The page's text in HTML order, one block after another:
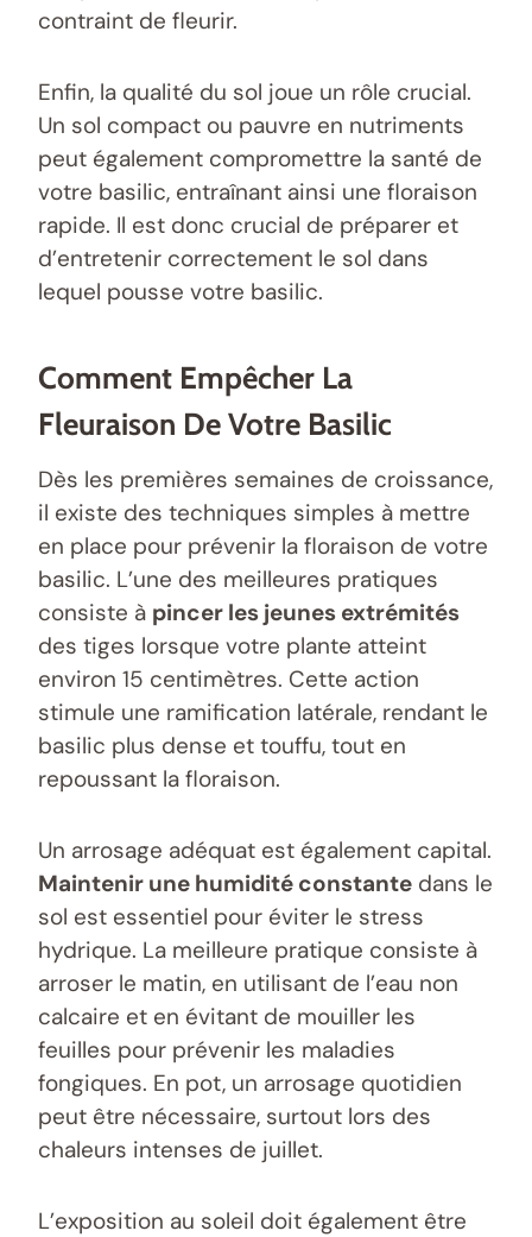
contraint de fleurir.
Enfin, la qualité du sol joue un rôle crucial.
Un sol compact ou pauvre en nutriments
peut également compromettre la santé de
votre basilic, entraînant ainsi une floraison
rapide. Il est donc crucial de préparer et
d’entretenir correctement le sol dans
lequel pousse votre basilic.
Comment Empêcher La
Fleuraison De Votre Basilic
Dès les premières semaines de croissance,
il existe des techniques simples à mettre
en place pour prévenir la floraison de votre
basilic. L’une des meilleures pratiques
consiste à pincer les jeunes extrémités
des tiges lorsque votre plante atteint
environ 15 centimètres. Cette action
stimule une ramification latérale, rendant le
basilic plus dense et touffu, tout en
repoussant la floraison.
Un arrosage adéquat est également capital.
Maintenir une humidité constante dans le
sol est essentiel pour éviter le stress
hydrique. La meilleure pratique consiste à
arroser le matin, en utilisant de l’eau non
calcaire et en évitant de mouiller les
feuilles pour prévenir les maladies
fongiques. En pot, un arrosage quotidien
peut être nécessaire, surtout lors des
chaleurs intenses de juillet.
L’exposition au soleil doit également être